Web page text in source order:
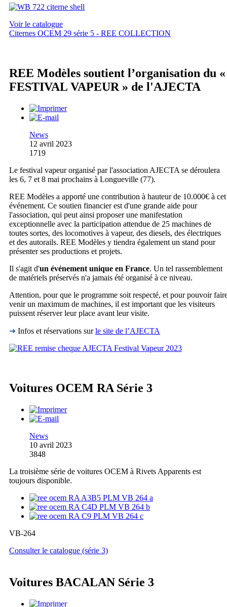
Voir le catalogue
Citernes OCEM 29 série 5 - REE COLLECTION
REE Modèles soutient l’organisation du «
FESTIVAL VAPEUR » de l'AJECTA
News
12 avril 2023
1719
Le festival vapeur organisé par l'association AJECTA se déroulera
les 6, 7 et 8 mai prochains à Longueville (77).
REE Modèles a apporté une contribution à hauteur de 10.000€ à cet
événement. Ce soutien financier est d'une grande aide pour
l'association, qui peut ainsi proposer une manifestation
exceptionnelle avec la participation attendue de 25 machines de
toutes sortes, des locomotives à vapeur, des diesels, des électriques
et des autorails. REE Modèles y tiendra également un stand pour
présenter ses productions et projets.
Il s'agit d'un événement unique en France. Un tel rassemblement
de matériels préservés n'a jamais été organisé à ce niveau.
Attention, pour que le programme soit respecté, et pour pouvoir
venir un maximum de machines, il est important que les visiteurs
puissent réserver leur place avant leur visite.
➜ Infos et réservations surle site de l’AJECTA
Voitures OCEM RA Série 3
News
10 avril 2023
3848
La troisième série de voitures OCEM à Rivets Apparents est
toujours disponible.
VB-264
Consulter le catalogue (série 3)
Voitures BACALAN Série 3